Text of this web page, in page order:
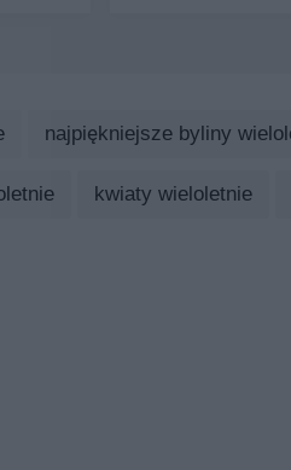
najpiękniejsze byliny
kwiaty wieloletnie